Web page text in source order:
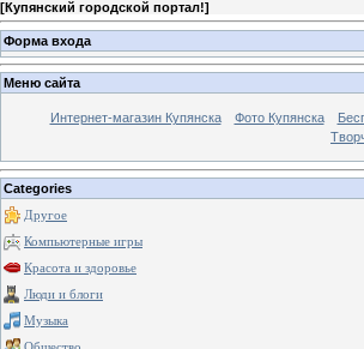
[Купянский городской портал!]
Форма входа
Меню сайта
Интернет-магазин Купянска Фото Купянска
Categories
Другое
Компьютерные игры
Красота и здоровье
Люди и блоги
Музыка